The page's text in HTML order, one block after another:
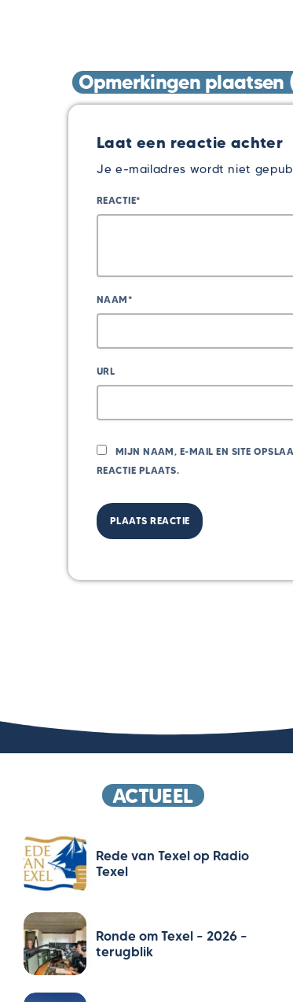
Opmerkingen plaatsen
Laat een reactie achter
Je e-mailadres wordt niet
REACTIE*
NAAM*
URL
MIJN NAAM, E-MAIL EN SITE
REACTIE PLAATS.
ACTUEEL
Rede van Texel op Radio
Texel
Ronde om Texel – 2026 –
terugblik